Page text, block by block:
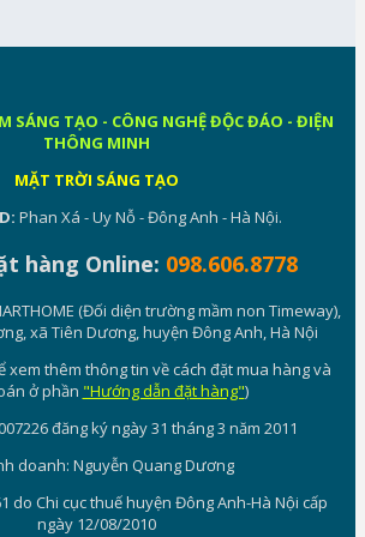
SÁNG TẠO - CÔNG NGHỆ ĐỘC ĐÁO - ĐIỆN
THÔNG MINH
MẶT TRỜI SÁNG TẠO
Phan Xá - Uy Nỗ - Đông Anh - Hà Nội.
hàng Online: 098.606.8778
(Đối diện trường mầm non Timeway),
xã Tiên Dương, huyện Đông Anh, Hà Nội
xem thêm thông tin về cách đặt mua hàng và
ở phần "Hướng dẫn đặt hàng")
đăng ký ngày 31 tháng 3 năm 2011
doanh: Nguyễn Quang Dương
do Chi cục thuế huyện Đông Anh-Hà Nội cấp
ngày 12/08/2010